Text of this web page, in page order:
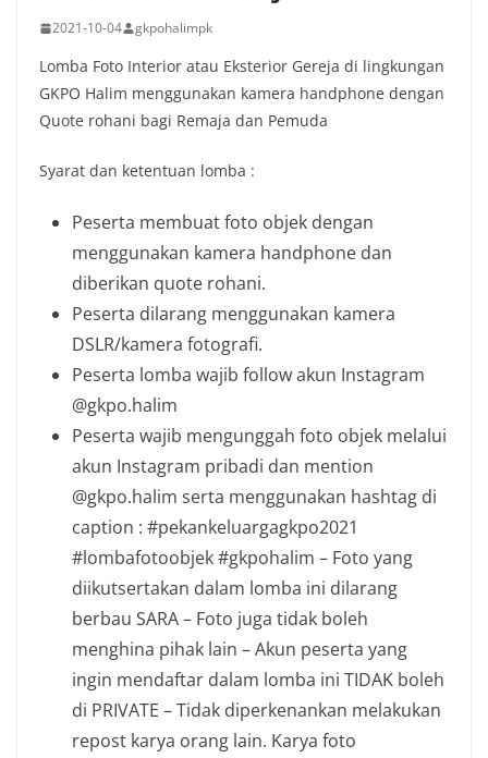
2021-10-04 gkpohalimpk
Lomba Foto Interior atau Eksterior Gereja di lingkungan
GKPO Halim menggunakan kamera handphone dengan
Quote rohani bagi Remaja dan Pemuda
Syarat dan ketentuan lomba :
Peserta membuat foto objek dengan
menggunakan kamera handphone dan
diberikan quote rohani.
Peserta dilarang menggunakan kamera
DSLR/kamera fotografi.
Peserta lomba wajib follow akun Instagram
@gkpo.halim
Peserta wajib mengunggah foto objek melalui
akun Instagram pribadi dan mention
@gkpo.halim serta menggunakan hashtag di
caption : #pekankeluargagkpo2021
#lombafotoobjek #gkpohalim – Foto yang
diikutsertakan dalam lomba ini dilarang
berbau SARA – Foto juga tidak boleh
menghina pihak lain – Akun peserta yang
ingin mendaftar dalam lomba ini TIDAK boleh
di PRIVATE – Tidak diperkenankan melakukan
repost karya orang lain. Karya foto